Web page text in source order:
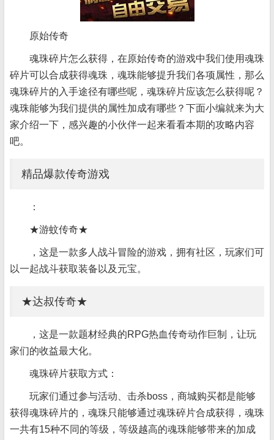
原始传奇
魂珠碎片怎么获得，在原始传奇的游戏中我们使用魂珠
碎片可以合成获得魂珠，魂珠能够提升我们各项属性，那么
魂珠碎片的入手途径有哪些呢，魂珠碎片应该怎么获得呢？
魂珠能够为我们提供的属性加成有哪些？下面小编就来为大
家介绍一下，感兴趣的小伙伴一起来看看本期的攻略内容
吧。
精品爆款传奇游戏
：
★游蚊传奇★
，这是一款多人战斗冒险的游戏，拥有社区，玩家们可
以一起战斗获取装备以及元宝。
★达叔传奇★
，这是一款题材经典的RPG热血传奇动作巨制，让玩
家们的收益最大化。
魂珠碎片获取方式：
玩家们通过参与活动、击杀boss，商城购买都是能够
获得魂珠碎片的，魂珠只能够通过魂珠碎片合成获得，魂珠
一共有15种不同的等级，等级越高的魂珠能够带来的加成